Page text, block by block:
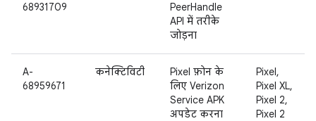
68931709
PeerHandle
API में तरीके
जोड़ना
A-
68959671
कनेक्टिविटी
Pixel फ़ोन के
लिए Verizon
Service APK
अपडेट करना
Pixel,
Pixel XL,
Pixel 2,
Pixel 2